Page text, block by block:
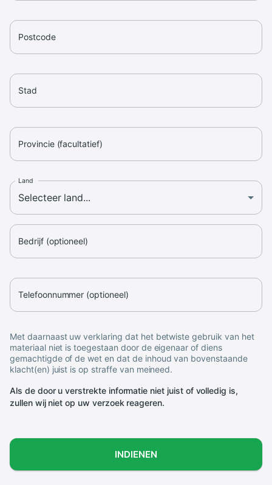
Postcode
Stad
Provincie (facultatief)
Land
Bedrijf (optioneel)
Telefoonnummer (optioneel)
Met daarnaast uw verklaring dat het betwiste gebruik van het
materiaal niet is toegestaan door de eigenaar of diens
gemachtigde of de wet en dat de inhoud van bovenstaande
klacht(en) juist is op straffe van meineed.
Als de door u verstrekte informatie niet juist of volledig is,
zullen wij niet op uw verzoek reageren.
INDIENEN